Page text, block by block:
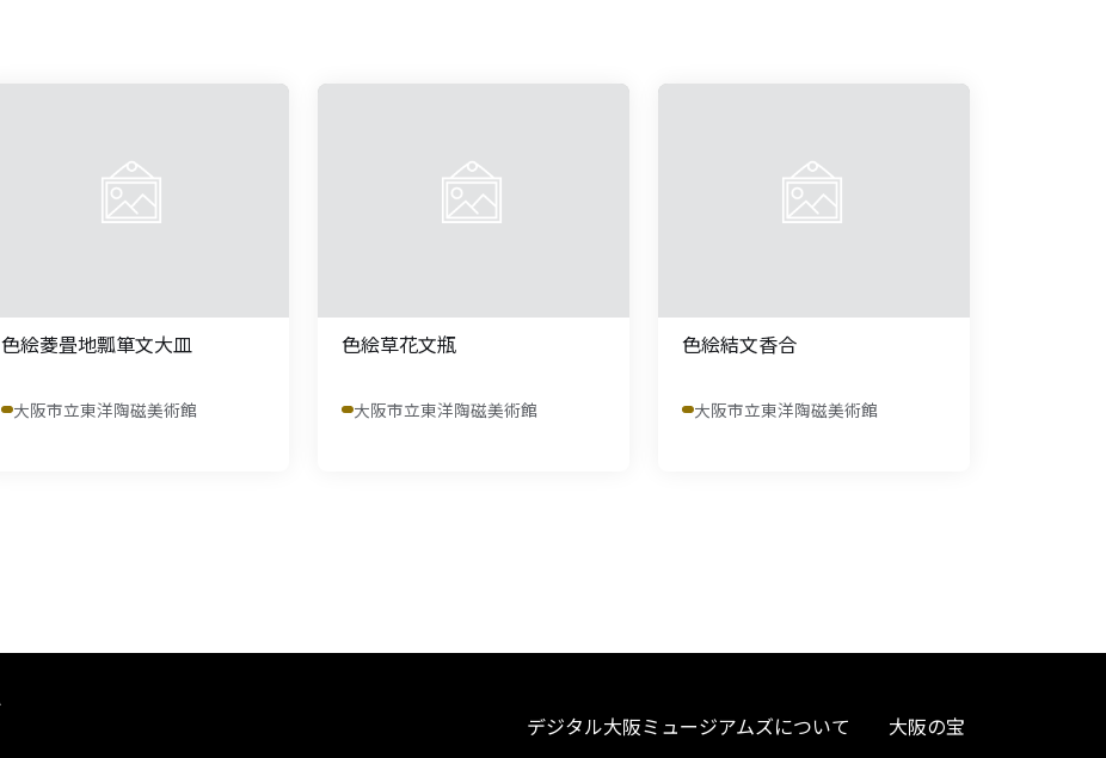
色絵菱畳地瓢箪文大皿
大阪市立東洋陶磁美術館
色絵草花文瓶
大阪市立東洋陶磁美術館
色絵結文香合
大阪市立東洋陶磁美術館
デジタル大阪ミュージアムズについて 大阪の宝